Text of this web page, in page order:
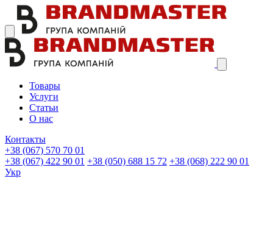
Товары
Услуги
Статьи
О нас
Контакты
+38 (067) 570 70 01
+38 (067) 422 90 01 +38 (050) 688 15 72 +38 (068) 222 90 01
Укр